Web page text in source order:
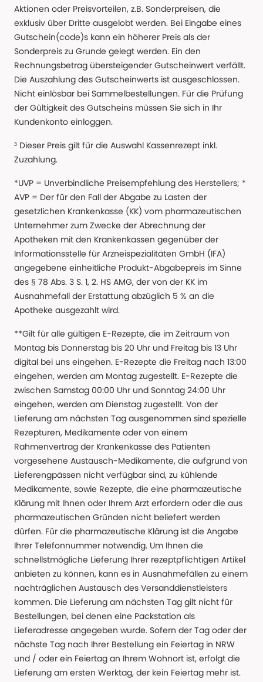
Aktionen oder Preisvorteilen, z.B. Sonderpreisen, die
exklusiv über Dritte ausgelobt werden. Bei Eingabe eines
Gutschein(code)s kann ein höherer Preis als der
Sonderpreis zu Grunde gelegt werden. Ein den
Rechnungsbetrag übersteigender Gutscheinwert verfällt.
Die Auszahlung des Gutscheinwerts ist ausgeschlossen.
Nicht einlösbar bei Sammelbestellungen. Für die Prüfung
der Gültigkeit des Gutscheins müssen Sie sich in Ihr
Kundenkonto einloggen.
³ Dieser Preis gilt für die Auswahl Kassenrezept inkl.
Zuzahlung.
*UVP = Unverbindliche Preisempfehlung des Herstellers; *
AVP = Der für den Fall der Abgabe zu Lasten der
gesetzlichen Krankenkasse (KK) vom pharmazeutischen
Unternehmer zum Zwecke der Abrechnung der
Apotheken mit den Krankenkassen gegenüber der
Informationsstelle für Arzneispezialitäten GmbH (IFA)
angegebene einheitliche Produkt-Abgabepreis im Sinne
des § 78 Abs. 3 S. 1, 2. HS AMG, der von der KK im
Ausnahmefall der Erstattung abzüglich 5 % an die
Apotheke ausgezahlt wird.
**Gilt für alle gültigen E-Rezepte, die im Zeitraum von
Montag bis Donnerstag bis 20 Uhr und Freitag bis 13 Uhr
digital bei uns eingehen. E-Rezepte die Freitag nach 13:00
eingehen, werden am Montag zugestellt. E-Rezepte die
zwischen Samstag 00:00 Uhr und Sonntag 24:00 Uhr
eingehen, werden am Dienstag zugestellt. Von der
Lieferung am nächsten Tag ausgenommen sind spezielle
Rezepturen, Medikamente oder von einem
Rahmenvertrag der Krankenkasse des Patienten
vorgesehene Austausch-Medikamente, die aufgrund von
Lieferengpässen nicht verfügbar sind, zu kühlende
Medikamente, sowie Rezepte, die eine pharmazeutische
Klärung mit Ihnen oder Ihrem Arzt erfordern oder die aus
pharmazeutischen Gründen nicht beliefert werden
dürfen. Für die pharmazeutische Klärung ist die Angabe
Ihrer Telefonnummer notwendig. Um Ihnen die
schnellstmögliche Lieferung Ihrer rezeptpflichtigen Artikel
anbieten zu können, kann es in Ausnahmefällen zu einem
nachträglichen Austausch des Versanddienstleisters
kommen. Die Lieferung am nächsten Tag gilt nicht für
Bestellungen, bei denen eine Packstation als
Lieferadresse angegeben wurde. Sofern der Tag oder der
nächste Tag nach Ihrer Bestellung ein Feiertag in NRW
und / oder ein Feiertag an Ihrem Wohnort ist, erfolgt die
Lieferung am ersten Werktag, der kein Feiertag mehr ist.